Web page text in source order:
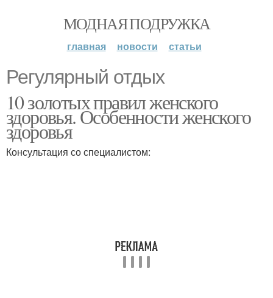
МОДНАЯ ПОДРУЖКА
главная новости статьи
Регулярный отдых
10 золотых правил женского
здоровья. Особенности женского
здоровья
Консультация со специалистом: